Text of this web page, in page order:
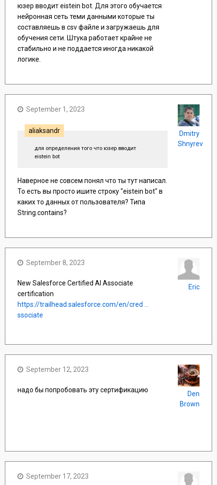
юзер вводит eistein bot. Для этого обучается
нейронная сеть теми данными которые ты
составляешь в csv файле и загружаешь для
обучения сети. Штука работает крайне не
стабильно и не поддается иногда никакой
логике.
September 1, 2023
aliaksandr
для определения того что юзер вводит
eistein bot
Наверное не совсем понял что ты тут написал.
То есть вы просто ишите строку "eistein bot" в
каких то данных от пользователя? Типа
String.contains?
Dmitry
Shnyrev
September 8, 2023
New Salesforce Certified AI Associate
certification
https://trailhead.salesforce.com/en/cred ...
ssociate
Eric
September 12, 2023
надо бы попробовать эту сертификацию
Den
Brown
September 17, 2023